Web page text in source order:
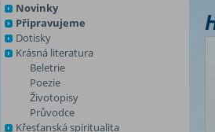
Novinky
Připravujeme
Dotisky
Krásná literatura
Beletrie
Poezie
Životopisy
Průvodce
Křesťanská spiritualita